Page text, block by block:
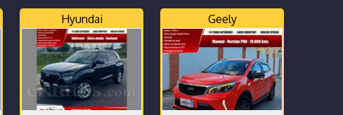
Hyundai Geely